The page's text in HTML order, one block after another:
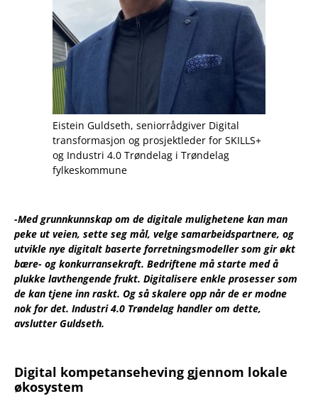
Eistein Guldseth, seniorrådgiver Digital
transformasjon og prosjektleder for SKILLS+
og Industri 4.0 Trøndelag i Trøndelag
fylkeskommune
-Med grunnkunnskap om de digitale mulighetene kan man
peke ut veien, sette seg mål, velge samarbeidspartnere, og
utvikle nye digitalt baserte forretningsmodeller som gir økt
bære- og konkurransekraft. Bedriftene må starte med å
plukke lavthengende frukt. Digitalisere enkle prosesser som
de kan tjene inn raskt. Og så skalere opp når de er modne
nok for det. Industri 4.0 Trøndelag handler om dette,
avslutter Guldseth.
Digital kompetanseheving gjennom lokale
økosystem